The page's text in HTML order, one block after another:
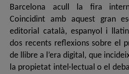
Barcelona acull la fira
Coincidint amb aquest gran
editorial català, espanyol i
dos recents reflexions sobre el
de llibre a l’era digital, que
la propietat intel·lectual o el